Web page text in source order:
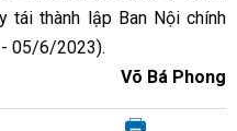
tái thành lập Ban Nội chính
05/6/2023).
Võ Bá Phong